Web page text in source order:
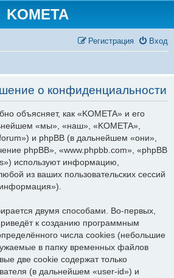
KOMETA
Вход
Регистрация
о конфиденциальности
объясняет, как «KOMETA» и его
«мы», «наш», «KOMETA»,
и phpBB (в дальнейшем «они»,
phpBB», «www.phpbb.com», «phpBB
используют информацию,
из ваших пользовательских сессий
двумя способами. Во-первых,
к созданию программным
числа cookies (небольшие
в папку временных файлов
две cookie содержат только
(в дальнейшем «user-id») и